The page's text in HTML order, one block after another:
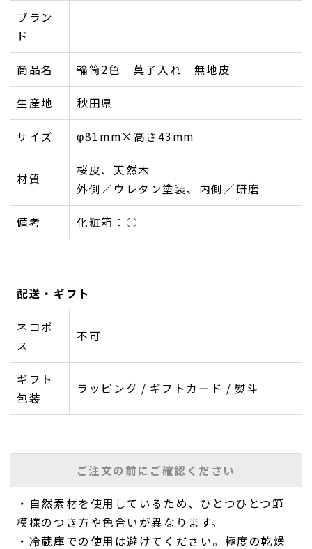
ブラン
ド
商品名 輪筒2色 菓子入れ 無地皮
生産地 秋田県
サイズ φ81mm×高さ43mm
材質
桜皮、天然木
外側／ウレタン塗装、内側／研磨
備考 化粧箱：○
配送・ギフト
ネコポ
ス
不可
ギフト
包装
ラッピング / ギフトカード / 熨斗
ご注文の前にご確認ください
・自然素材を使用しているため、ひとつひとつ節
模様のつき方や色合いが異なります。
・冷蔵庫での使用は避けてください。極度の乾燥